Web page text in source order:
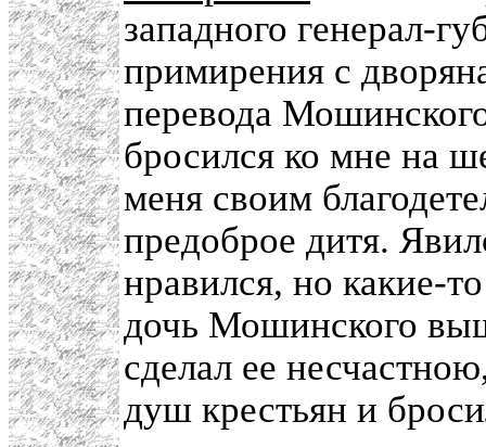
западного генерал-
примирения с
перевода
бросился ко мне на
меня своим
предоброе дитя.
нравился, но какие-
дочь Мошинского
сделал ее
душ крестьян и